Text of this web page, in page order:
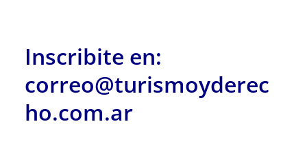
Inscribite en:
correo@turismoyderec
ho.com.ar